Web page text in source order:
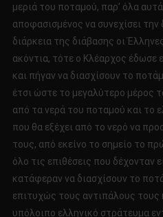
μεριά του ποταμού, παρ’ όλα
αποφασισμένος να συνεχίσει
διάρκεια της διάβασης οι
ακόντια, τότε ο Κλέαρχος έδωσε
και πήγαν να διασχίσουν το
έτσι ώστε το μεγαλύτερο μέρος
από τα νερά του ποταμού και το
που θα εξέχει από το νερό να
τους, από εκείνο το σημείο το
όλο τις επιθέσεις που δέχονταν
κατάφεραν να διασχίσουν το
επιτυχώς τους αντιπάλους
υπόλοιπο ελληνικό στράτευμα